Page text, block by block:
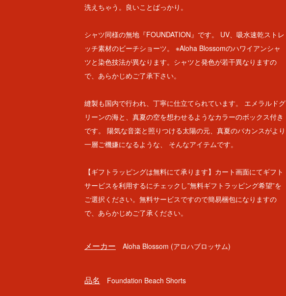
洗えちゃう。良いことばっかり。
シャツ同様の無地『FOUNDATION』です。 UV、吸水速乾ストレ
ッチ素材のビーチショーツ。 ※Aloha Blossomのハワイアンシャ
ツと染色技法が異なります。シャツと発色が若干異なりますの
で、あらかじめご了承下さい。
縫製も国内で行われ、丁寧に仕立てられています。 エメラルドグ
リーンの海と、真夏の空を想わせるようなカラーのボックス付き
です。 陽気な音楽と照りつける太陽の元、真夏のバカンスがより
一層ご機嫌になるような、 そんなアイテムです。
【ギフトラッピングは無料にて承ります】カート画面にてギフト
サービスを利用するにチェックし”無料ギフトラッピング希望”を
ご選択ください。無料サービスですので簡易梱包になりますの
で、あらかじめご了承ください。
メーカー Aloha Blossom (アロハブロッサム)
品名 Foundation Beach Shorts